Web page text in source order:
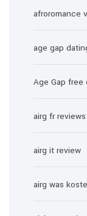
afroromance
age gap
Age Gap
airg fr reviews
airg it review
airg was